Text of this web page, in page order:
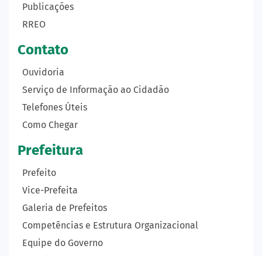
Publicações
RREO
Contato
Ouvidoria
Serviço de Informação ao Cidadão
Telefones Úteis
Como Chegar
Prefeitura
Prefeito
Vice-Prefeita
Galeria de Prefeitos
Competências e Estrutura Organizacional
Equipe do Governo